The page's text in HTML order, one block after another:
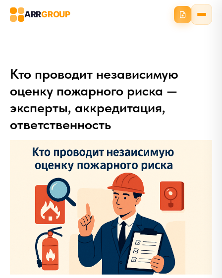
ARRGROUP
Кто проводит независимую
оценку пожарного риска —
эксперты, аккредитация,
ответственность